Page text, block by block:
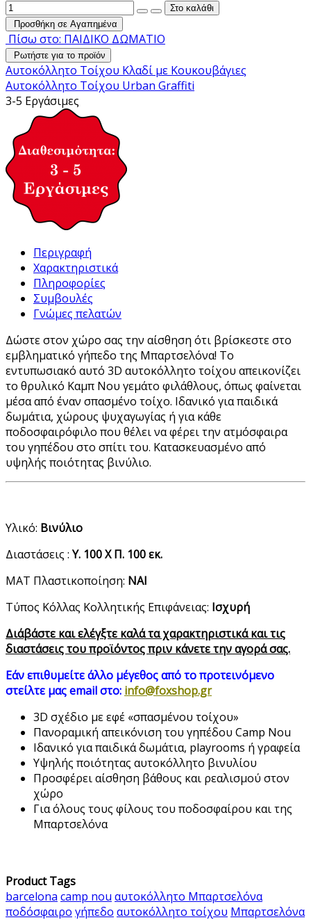
Προσθήκη σε Αγαπημένα
Πίσω στο: ΠΑΙΔΙΚΟ ΔΩΜΑΤΙΟ
Ρωτήστε για το προϊόν
Αυτοκόλλητο Τοίχου Κλαδί με Κουκουβάγιες
Αυτοκόλλητο Τοίχου Urban Graffiti
3-5 Εργάσιμες
Περιγραφή
Χαρακτηριστικά
Πληροφορίες
Συμβουλές
Γνώμες πελατών
Δώστε στον χώρο σας την αίσθηση ότι βρίσκεστε στο
εμβληματικό γήπεδο της Μπαρτσελόνα! Το
εντυπωσιακό αυτό 3D αυτοκόλλητο τοίχου απεικονίζει
το θρυλικό Καμπ Νου γεμάτο φιλάθλους, όπως φαίνεται
μέσα από έναν σπασμένο τοίχο. Ιδανικό για παιδικά
δωμάτια, χώρους ψυχαγωγίας ή για κάθε
ποδοσφαιρόφιλο που θέλει να φέρει την ατμόσφαιρα
του γηπέδου στο σπίτι του. Κατασκευασμένο από
υψηλής ποιότητας βινύλιο.
Υλικό: Βινύλιο
Διαστάσεις : Υ. 100 Χ Π. 100 εκ.
ΜΑΤ Πλαστικοποίηση: ΝΑΙ
Τύπος Κόλλας Κολλητικής Επιφάνειας: Ισχυρή
Διάβάστε και ελέγξτε καλά τα χαρακτηριστικά και τις
διαστάσεις του προϊόντος πριν κάνετε την αγορά σας.
Εάν επιθυμείτε άλλο μέγεθος από τo προτεινόμενo
στείλτε μας email στο: info@foxshop.gr
3D σχέδιο με εφέ «σπασμένου τοίχου»
Πανοραμική απεικόνιση του γηπέδου Camp Nou
Ιδανικό για παιδικά δωμάτια, playrooms ή γραφεία
Υψηλής ποιότητας αυτοκόλλητο βινυλίου
Προσφέρει αίσθηση βάθους και ρεαλισμού στον
χώρο
Για όλους τους φίλους του ποδοσφαίρου και της
Μπαρτσελόνα
Product Tags
barcelona camp nou αυτοκόλλητο Μπαρτσελόνα
ποδόσφαιρο γήπεδο αυτοκόλλητο τοίχου Μπαρτσελόνα